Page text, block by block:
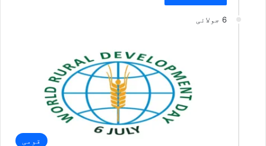
6 جولائی
قومی